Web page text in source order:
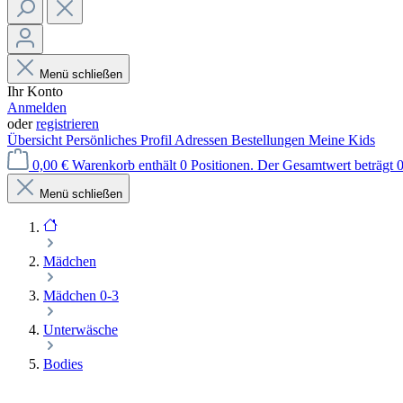
Menü schließen
Ihr Konto
Anmelden
oderregistrieren
Übersicht Persönliches Profil Adressen Bestellungen Meine Kids
0,00 € Warenkorb enthält 0 Positionen. Der Gesamtwert beträgt
Menü schließen
Mädchen
Mädchen 0-3
Unterwäsche
Bodies